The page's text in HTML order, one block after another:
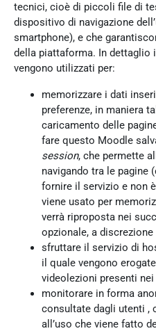
tecnici, cioè di piccoli file di
dispositivo di navigazione
smartphone), e che
della piattaforma. In
vengono utilizzati per:
memorizzare i dati
preferenze, in maniera
caricamento delle
fare questo Moodle
session, che permette
navigando tra le pagine
fornire il servizio e non
viene usato per
verrà riproposta nei
opzionale, a
sfruttare il servizio di
il quale vengono
videolezioni presenti
monitorare in forma
consultate dagli utenti ,
all’uso che viene fatto